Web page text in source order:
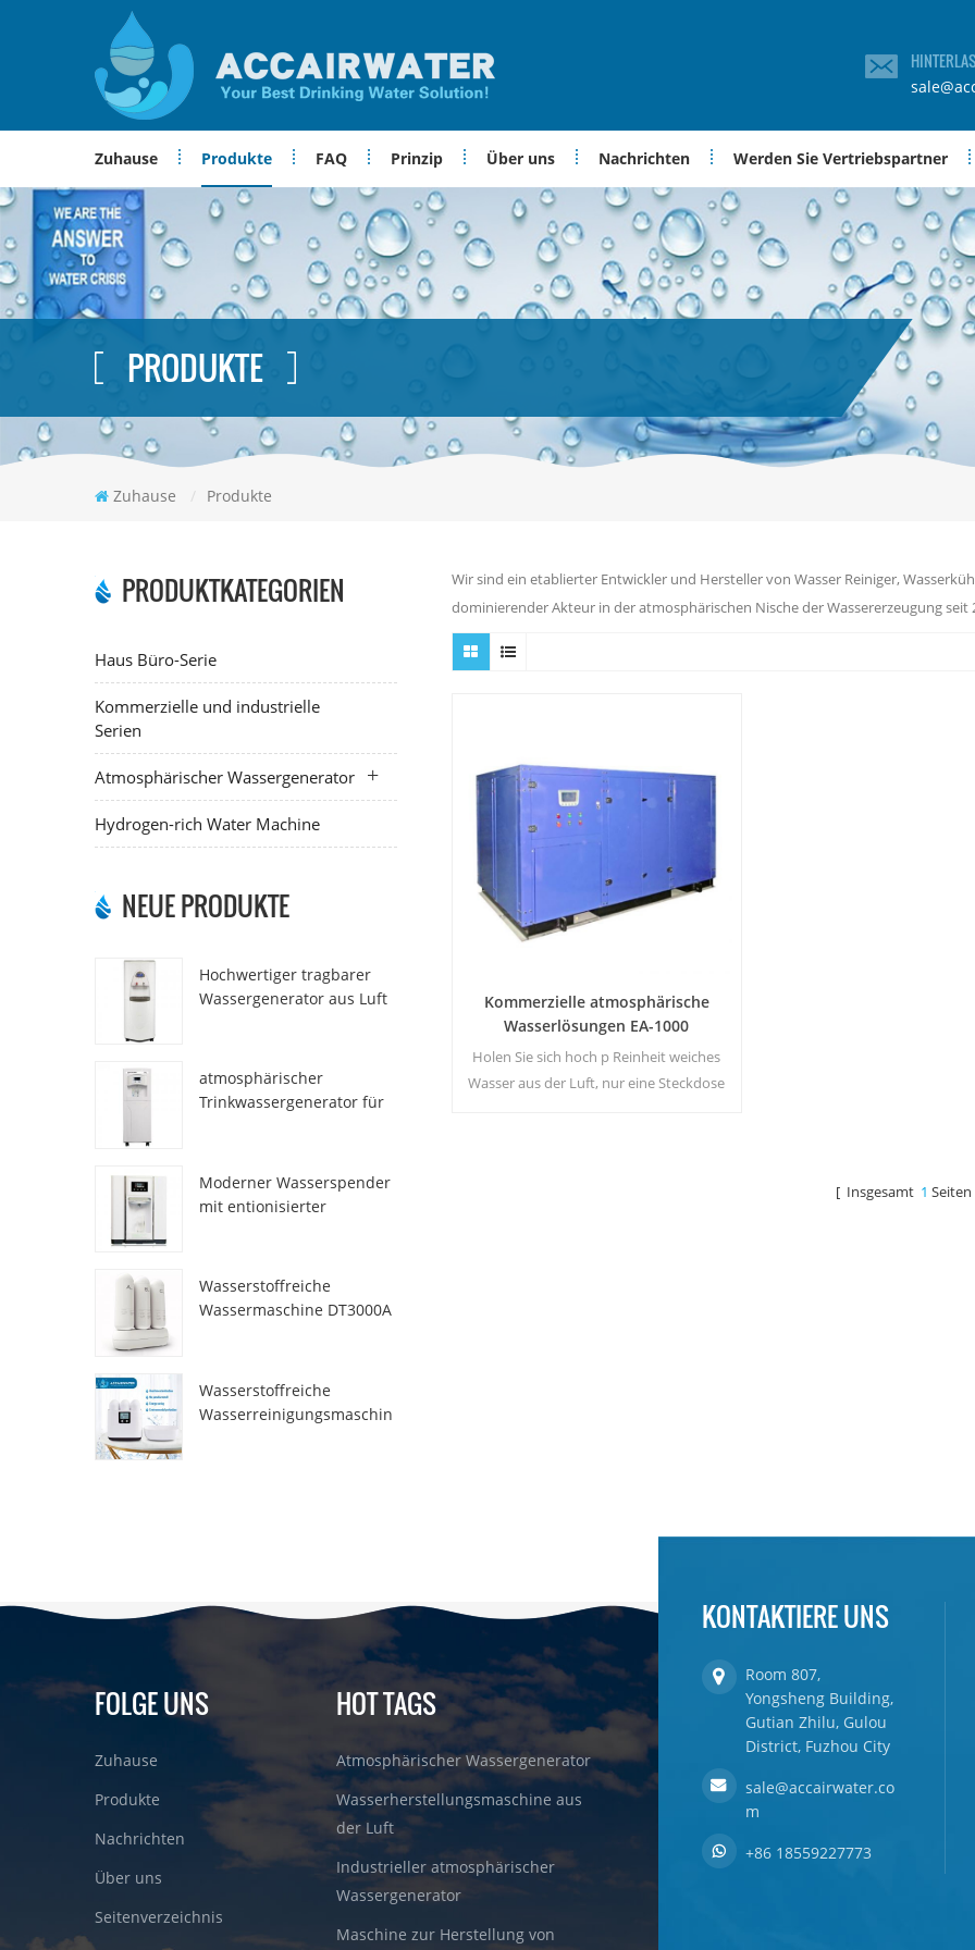
Zuhause Produkte FAQ Prinzip Über uns Nachrichten Werden Sie Vertriebspartner
PRODUKTE
Zuhause / Produkte
PRODUKTKATEGORIEN
Haus Büro-Serie
Kommerzielle und industrielle
Serien
Atmosphärischer Wassergenerator
Hydrogen-rich Water Machine
NEUE PRODUKTE
Hochwertiger tragbarer
Wassergenerator aus Luft
atmosphärischer
Trinkwassergenerator für
Moderner Wasserspender
mit entionisierter
Wasserstoffreiche
Wassermaschine DT3000A
Wasserstoffreiche
Wasserreinigungsmaschin
Wir sind ein etablierter Entwickler und Hersteller von Wasser Reiniger,
dominierender Akteur in der atmosphärischen Nische der Wassererzeugung seit
Kommerzielle atmosphärische
Wasserlösungen EA-1000
Holen Sie sich hoch p Reinheit weiches
Wasser aus der Luft, nur eine Steckdose
[ Insgesamt 1
FOLGE UNS
Zuhause
Produkte
Nachrichten
Über uns
Seitenverzeichnis
HOT TAGS
Atmosphärischer Wassergenerator
Wasserherstellungsmaschine aus
der Luft
Industrieller atmosphärischer
Wassergenerator
Maschine zur Herstellung von
KONTAKTIERE UNS
Room 807,
Yongsheng Building,
Gutian Zhilu, Gulou
District, Fuzhou City
sale@accairwater.co
m
+86 18559227773